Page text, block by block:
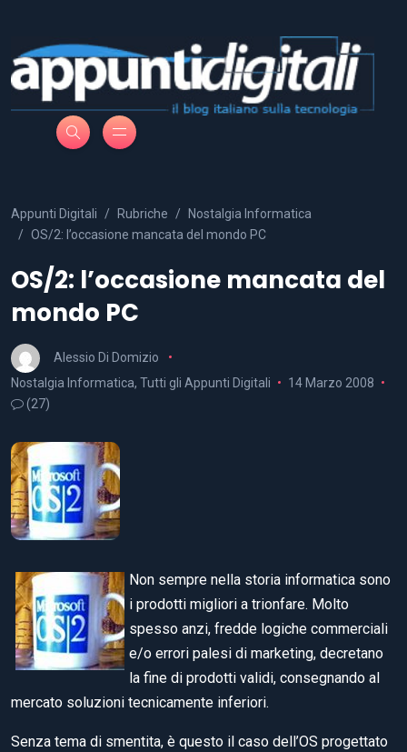
Appunti Digitali Rubriche
Nostalgia Informatica
OS/2: l’occasione mancata del mondo PC
OS/2: l’occasione mancata del
mondo PC
Alessio Di Domizio
Nostalgia Informatica, Tutti gli Appunti Digitali
14 Marzo 2008
(27)
Non sempre nella storia informatica sono
i prodotti migliori a trionfare. Molto
spesso anzi, fredde logiche commerciali
e/o errori palesi di marketing, decretano
la fine di prodotti validi, consegnando al
mercato soluzioni tecnicamente inferiori.
Senza tema di smentita, è questo il caso dell’OS progettato